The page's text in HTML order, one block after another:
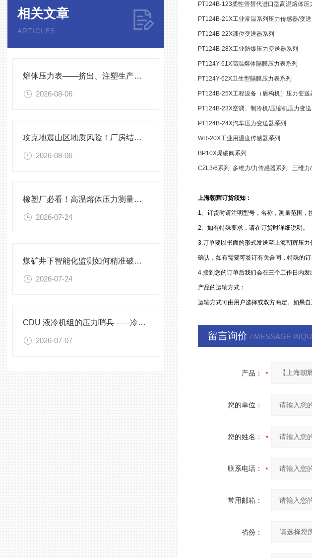
相关文章
ARTICLES
熔体压力表——挤出、注塑生产线的品质命脉！
2026-08-06
攻克地震山区地质风险！厂房结构在线安全监测解决方案应用。
2026-08-06
橡塑厂必看！高温熔体压力测量的4大致命痛点，90%工厂都在踩坑
2026-07-24
煤矿井下智能化监测如何精准破解？
2026-07-24
CDU 液冷机组的压力哨兵——冷却液专用压力变送器
2026-07-07
PT124B-123柔性管替代进口型高温熔体压
PT124B-21X工业常温系列压力传感器/变送
PT124B-22X液位变送器系列
PT124B-28X工业防爆压力变送器系列
PT124Y-61X高温熔体隔膜压力表系列
PT124Y-62X卫生型隔膜压力表系列
PT124B-25X工程设备（盾构机）压力变送
PT124B-23X空调、制冷机/压缩机压力变送
PT124B-24X汽车压力变送器系列
WR-20X工业用温度传感器系列
BP10X爆破阀系列
CZL3/6系列 多维力/力传感器系列 三维力
上海朝辉订货须知：
1、订货时请注明型号，名称，测量范围，
2、如有特殊要求，请在订货时详细说明。
3.订单要以书面的形式发送至上海朝辉压
确认，如有需要可签订有关合同，特殊的
4.接到您的订单后我们会在三个工作日内
产品的运输方式：
运输方式可由用户选择或双方商定。如果
留言询价 / MESSAGE
产品：
您的单位：
您的姓名：
联系电话：
常用邮箱：
省份：